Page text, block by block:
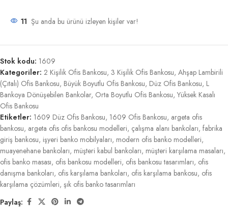
11 Şu anda bu ürünü izleyen kişiler var!
Stok kodu: 1609
Kategoriler: 2 Kişilik Ofis Bankosu, 3 Kişilik Ofis Bankosu, Ahşap Lambirili
(Çıtalı) Ofis Bankosu, Büyük Boyutlu Ofis Bankosu, Düz Ofis Bankosu, L
Bankoya Dönüşebilen Bankolar, Orta Boyutlu Ofis Bankosu, Yüksek Kasalı
Ofis Bankosu
Etiketler: 1609 Düz Ofis Bankosu, 1609 Ofis Bankosu, argeta ofis
bankosu, argeta ofis ofis bankosu modelleri, çalışma alanı bankoları, fabrika
giriş bankosu, işyeri banko mobilyaları, modern ofis banko modelleri,
muayenehane bankoları, müşteri kabul bankoları, müşteri karşılama masaları,
ofis banko masası, ofis bankosu modelleri, ofis bankosu tasarımları, ofis
danışma bankoları, ofis karşılama bankoları, ofis karşılama bankosu, ofis
karşılama çözümleri, şık ofis banko tasarımları
Paylaş: